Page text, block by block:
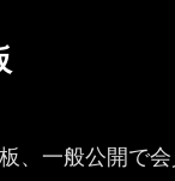
、一般公開で会